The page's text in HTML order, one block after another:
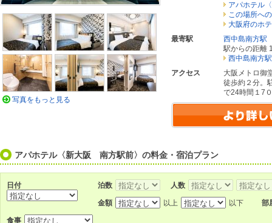
アパホテル
この場所へ
大阪府のホ
最寄駅
西中島南方駅
駅からの距離
西中島南方
アクセス
大阪メトロ御
徒歩約２分。
で24時間１7
写真をもっと見る
アパホテル〈新大阪 南方駅前〉の料金・宿泊プラン
日付 泊数 人数
金額 以上 以下 部
食事